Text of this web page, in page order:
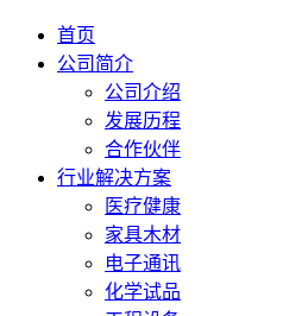
首页
公司简介
公司介绍
发展历程
合作伙伴
行业解决方案
医疗健康
家具木材
电子通讯
化学试品